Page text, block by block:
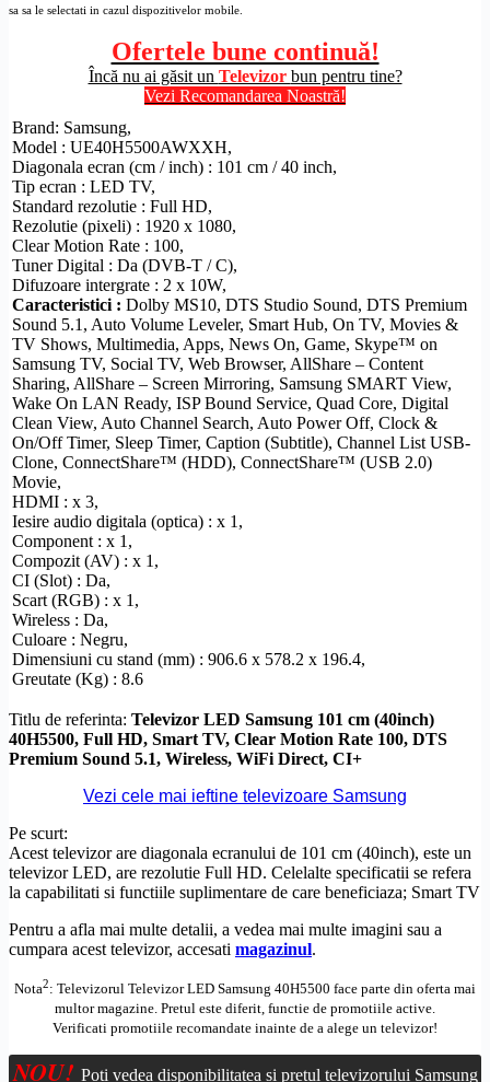
sa sa le selectati in cazul dispozitivelor mobile.
Ofertele bune continuă!
Încă nu ai găsit un Televizor bun pentru tine?
Vezi Recomandarea Noastră!
Brand: Samsung,
Model : UE40H5500AWXXH,
Diagonala ecran (cm / inch) : 101 cm / 40 inch,
Tip ecran : LED TV,
Standard rezolutie : Full HD,
Rezolutie (pixeli) : 1920 x 1080,
ClearMotion Rate : 100,
Tuner Digital : Da (DVB-T / C),
Difuzoare intergrate : 2 x 10W,
Caracteristici : Dolby MS10, DTS Studio Sound, DTS Premium
Sound 5.1, Auto Volume Leveler, Smart Hub, On TV, Movies &
TV Shows, Multimedia, Apps, News On, Game, Skype™ on
Samsung TV, Social TV, Web Browser, AllShare – Content
Sharing, AllShare – Screen Mirroring, Samsung SMART View,
Wake On LAN Ready, ISP Bound Service, Quad Core, Digital
Clean View, Auto Channel Search, Auto Power Off, Clock &
On/Off Timer, Sleep Timer, Caption (Subtitle), Channel List USB-
Clone, ConnectShare™ (HDD), ConnectShare™ (USB 2.0)
Movie,
HDMI : x 3,
Iesire audio digitala (optica) : x 1,
Component : x 1,
Compozit (AV) : x 1,
CI (Slot) : Da,
Scart (RGB) : x 1,
Wireless : Da,
Culoare : Negru,
Dimensiuni cu stand (mm) : 906.6 x 578.2 x 196.4,
Greutate (Kg) : 8.6
Titlu de referinta: Televizor LED Samsung 101 cm (40inch)
40H5500, Full HD, Smart TV, Clear Motion Rate 100, DTS
Premium Sound 5.1, Wireless, WiFi Direct, CI+
Vezi cele mai ieftine televizoare Samsung
Pe scurt:
Acest televizor are diagonala ecranului de 101 cm (40inch), este un
televizor LED, are rezolutie Full HD. Celelalte specificatii se refera
la capabilitati si functiile suplimentare de care beneficiaza; Smart TV
Pentru a afla mai multe detalii, a vedea mai multe imagini sau a
cumpara acest televizor, accesati magazinul.
Nota2: Televizorul Televizor LED Samsung 40H5500 face parte din oferta mai
multor magazine. Pretul este diferit, functie de promotiile active.
Verificati promotiile recomandate inainte de a alege un televizor!
NOU! Poți vedea disponibilitatea și prețul televizorului Samsung